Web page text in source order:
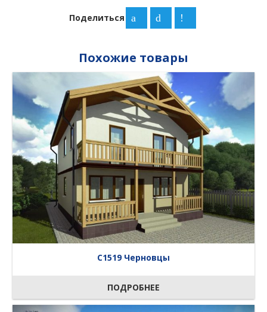
Поделиться
Похожие товары
C1519 Черновцы
ПОДРОБНЕЕ